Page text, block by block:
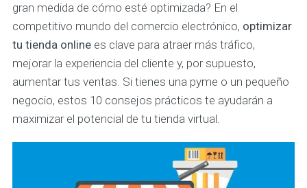
gran medida de cómo esté optimizada? En el
competitivo mundo del comercio electrónico, optimizar
tu tienda onlinees clave para atraer más tráfico,
mejorar la experiencia del cliente y, por supuesto,
aumentar tus ventas. Si tienes una pyme o un pequeño
negocio, estos 10 consejos prácticos te ayudarán a
maximizar el potencial de tu tienda virtual.